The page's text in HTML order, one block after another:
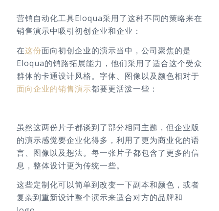
营销自动化工具Eloqua采用了这种不同的策略来在
销售演示中吸引初创企业和企业：
在这份面向初创企业的演示当中，公司聚焦的是
Eloqua的销路拓展能力，他们采用了适合这个受众
群体的卡通设计风格。字体、图像以及颜色相对于
面向企业的销售演示都要更活泼一些：
虽然这两份片子都谈到了部分相同主题，但企业版
的演示感觉要企业化得多，利用了更为商业化的语
言、图像以及想法。每一张片子都包含了更多的信
息，整体设计更为传统一些。
这些定制化可以简单到改变一下副本和颜色，或者
复杂到重新设计整个演示来适合对方的品牌和